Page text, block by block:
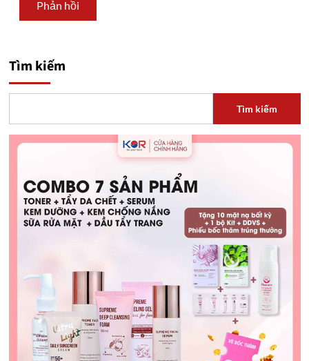
Tìm kiếm
Tìm kiếm